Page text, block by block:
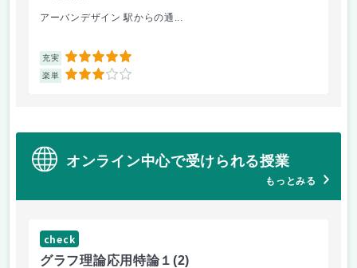
アーバンデザイン 駅からの通...
充実 5
楽単 3
オンライン中心で受けられる授業
もっとみる
check
グラフ理論応用特論１ (2)